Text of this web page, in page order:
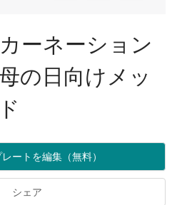
ーネーション
の日向けメッ
ートを編集（無料）
シェア